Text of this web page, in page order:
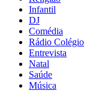
Infantil
DJ
Comédia
Rádio Colégio
Entrevista
Natal
Saúde
Música